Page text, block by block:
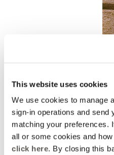
This website uses cookies
We use cookies to manage
sign-in operations and send
matching your preferences.
all or some cookies and
click here. By closing this